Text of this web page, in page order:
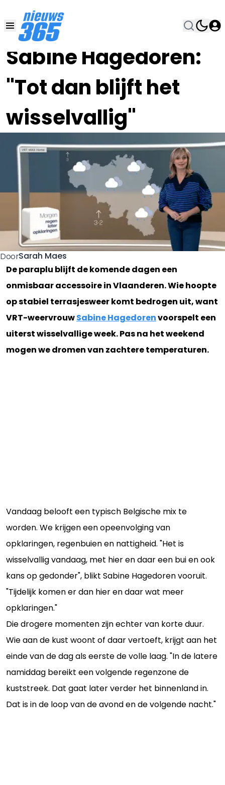
Sabine Hagedoren:
"Tot dan blijft het
wisselvallig"
03 JUN , 9:00•
DoorSarah Maes
De paraplu blijft de komende dagen een
onmisbaar accessoire in Vlaanderen. Wie hoopte
op stabiel terrasjesweer komt bedrogen uit, want
VRT-weervrouwSabine Hagedorenvoorspelt een
uiterst wisselvallige week. Pas na het weekend
mogen we dromen van zachtere temperaturen.
Vandaag belooft een typisch Belgische mix te
worden. We krijgen een opeenvolging van
opklaringen, regenbuien en nattigheid. "Het is
wisselvallig vandaag, met hier en daar een bui en ook
kans op gedonder", blikt Sabine Hagedoren vooruit.
"Tijdelijk komen er dan hier en daar wat meer
opklaringen."
Die drogere momenten zijn echter van korte duur.
Wie aan de kust woont of daar vertoeft, krijgt aan het
einde van de dag als eerste de volle laag. "In de latere
namiddag bereikt een volgende regenzone de
kuststreek. Dat gaat later verder het binnenland in.
Dat is in de loop van de avond en de volgende nacht."